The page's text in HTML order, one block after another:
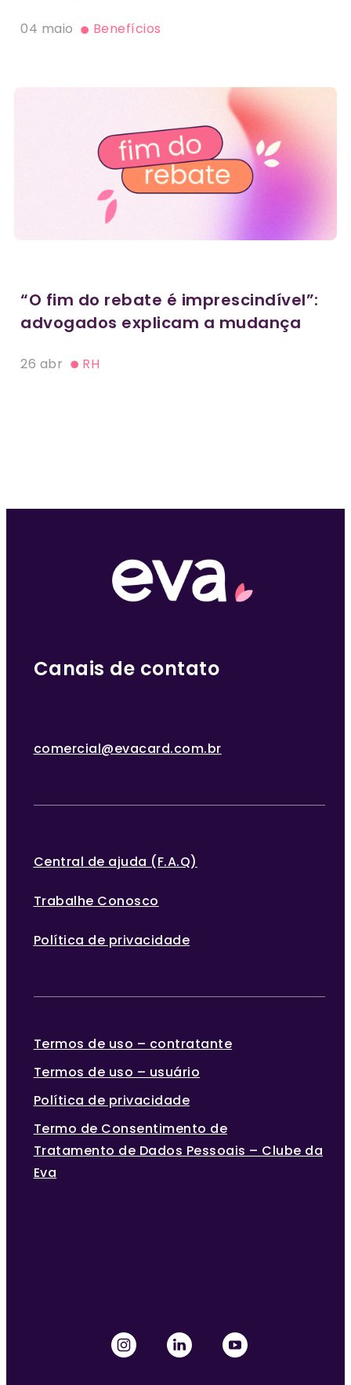
04 maio Benefícios
“O fim do rebate é imprescindível”:
advogados explicam a mudança
26 abr RH
Canais de contato
comercial@evacard.com.br
Central de ajuda (F.A.Q)
Trabalhe Conosco
Política de privacidade
Termos de uso – contratante
Termos de uso – usuário
Política de privacidade
Termo de Consentimento de
Tratamento de Dados Pessoais – Clube da
Eva